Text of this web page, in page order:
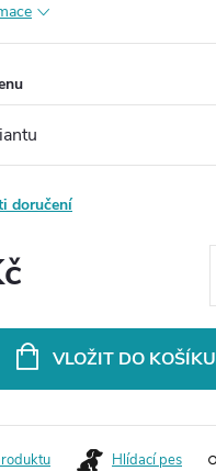
doručení
VLOŽIT DO KOŠÍKU
Hlídací pes